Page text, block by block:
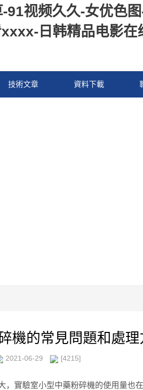
视频久久-女优色
日韩精品电影
技術文章 資料下載
機的常見問題和處理
2021-06-29 [4215]
實驗室小型中藥粉碎機的使用量也